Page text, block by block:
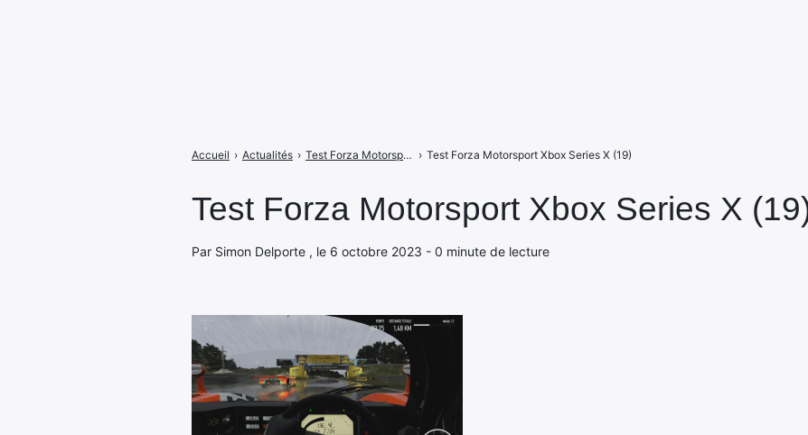
Test Forza Motorsport Xbox Series X
Par Simon Delporte , le 6 octobre 2023 - 0 minute de lecture
Accueil › Actualités › Test Forza Motorsport sur Xbox Series, la simulation ultime ? › Test Forza Motorsport Xbox Series X (19)